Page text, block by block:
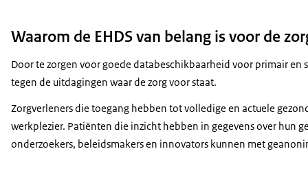
mp32 MB
Download
Het doel is het verbeteren van de
Dat heeft voordelen voor de hele maatschappij.
Burgers krijgen meer controle over gezondheidsgegevens
die zorgverleners over hen vastleggen.
Zorgverleners hebben dan minder administratie...
en onderzoekers, innovators en beleidsmakers
Waarom de EHDS van belang is voor de
Door te zorgen voor goede databeschikbaarheid voor primair en
tegen de uitdagingen waar de zorg voor staat.
Zorgverleners die toegang hebben tot volledige en actuele
werkplezier. Patiënten die inzicht hebben in gegevens over hun
onderzoekers, beleidsmakers en innovators kunnen met